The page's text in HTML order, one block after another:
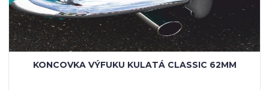
KONCOVKA VÝFUKU KULATÁ CLASSIC 62MM